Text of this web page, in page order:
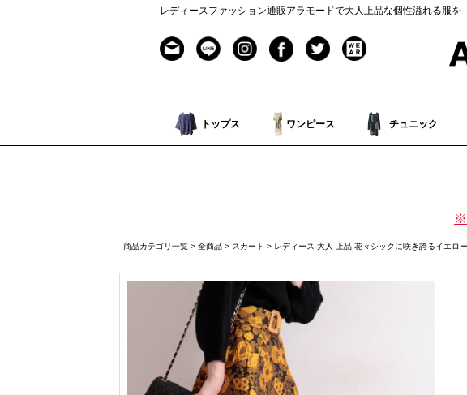
レディースファッション通販アラモードで大人上品な個性溢れる服を
トップス ワンピース チュニック
※
商品カテゴリ一覧 > 全商品 > スカート > レディース 大人 上品 花々シックに咲き誇るイエロ